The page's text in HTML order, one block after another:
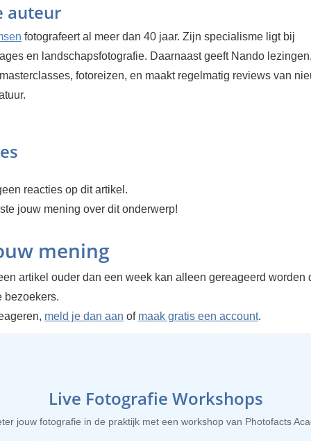
auteur
fotografeert al meer dan 40 jaar. Zijn specialisme ligt bij
en landschapsfotografie. Daarnaast geeft Nando
fotoreizen, en maakt regelmatig reviews van
reacties op dit artikel.
jouw mening over dit onderwerp!
mening
artikel ouder dan een week kan alleen gereageerd worden
bezoekers.
meld je dan aan of maak gratis een account.
Live Fotografie Workshops
jouw fotografie in de praktijk met een workshop van Photofacts